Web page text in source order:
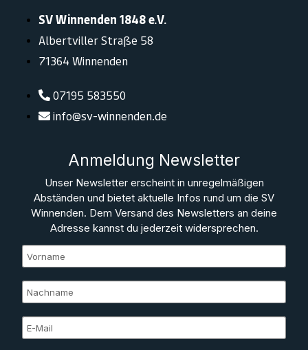
SV Winnenden 1848 e.V.
Albertviller Straße 58
71364 Winnenden
07195 583550
info@sv-winnenden.de
Anmeldung Newsletter
Unser Newsletter erscheint in unregelmäßigen
Abständen und bietet aktuelle Infos rund um die SV
Winnenden. Dem Versand des Newsletters an deine
Adresse kannst du jederzeit widersprechen.